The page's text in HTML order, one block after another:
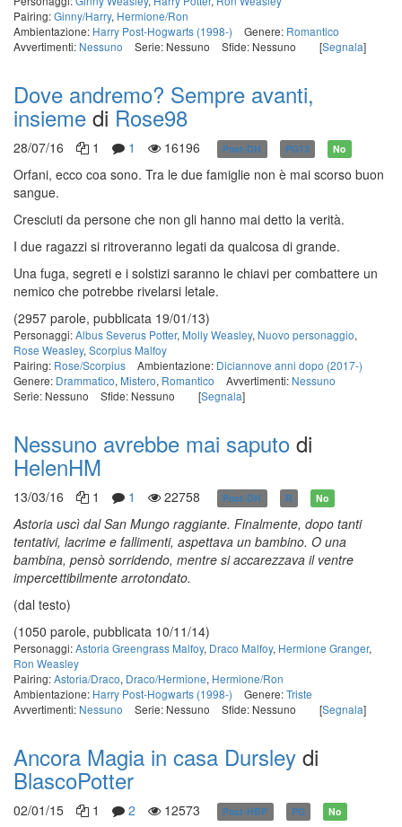
Pairing:Ginny/Harry, Hermione/Ron
Ambientazione: Harry Post-Hogwarts (1998-) Genere: Romantico
Avvertimenti: Nessuno Serie: Nessuno Sfide: Nessuno [Segnala]
Dove andremo? Sempre avanti,
insieme di Rose98
28/07/16 1 1 16196 Post-DH PG13 No
Orfani, ecco coa sono. Tra le due famiglie non è mai scorso buon
sangue.
Cresciuti da persone che non gli hanno mai detto la verità.
I due ragazzi si ritroveranno legati da qualcosa di grande.
Una fuga, segreti e i solstizi saranno le chiavi per combattere un
nemico che potrebbe rivelarsi letale.
(2957 parole, pubblicata 19/01/13)
Personaggi:Albus Severus Potter, Molly Weasley, Nuovo personaggio,
Rose Weasley, Scorpius Malfoy
Pairing: Rose/Scorpius Ambientazione: Diciannove anni dopo (2017-)
Genere: Drammatico, Mistero, Romantico Avvertimenti: Nessuno
Serie: Nessuno
Sfide: Nessuno [Segnala]
Nessuno avrebbe mai saputo di
HelenHM
13/03/16 1 1 22758 Post-DH R No
Astoria uscì dal San Mungo raggiante. Finalmente, dopo tanti
tentativi, lacrime e fallimenti, aspettava un bambino. O una
bambina, pensò sorridendo, mentre si accarezzava il ventre
impercettibilmente arrotondato.
(dal testo)
(1050 parole, pubblicata 10/11/14)
Personaggi:Astoria Greengrass Malfoy, Draco Malfoy, Hermione Granger,
Ron Weasley
Pairing:Astoria/Draco, Draco/Hermione, Hermione/Ron
Ambientazione: Harry Post-Hogwarts (1998-) Genere:Triste
Avvertimenti: Nessuno Serie: Nessuno Sfide: Nessuno [Segnala]
Ancora Magia in casa Dursley di
BlascoPotter
02/01/15 1 2 12573 Post-HBP PG No